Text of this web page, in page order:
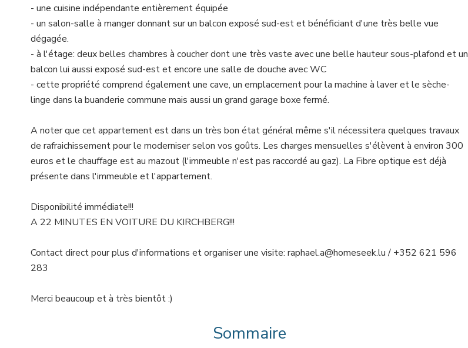
- une cuisine indépendante entièrement équipée
- un salon-salle à manger donnant sur un balcon exposé sud-est et bénéficiant d'une très belle vue
dégagée.
- à l'étage: deux belles chambres à coucher dont une très vaste avec une belle hauteur sous-plafond et un
balcon lui aussi exposé sud-est et encore une salle de douche avec WC
- cette propriété comprend également une cave, un emplacement pour la machine à laver et le sèche-
linge dans la buanderie commune mais aussi un grand garage boxe fermé.
A noter que cet appartement est dans un très bon état général même s'il nécessitera quelques travaux
de rafraichissement pour le moderniser selon vos goûts. Les charges mensuelles s'élèvent à environ 300
euros et le chauffage est au mazout (l'immeuble n'est pas raccordé au gaz). La Fibre optique est déjà
présente dans l'immeuble et l'appartement.
Disponibilité immédiate!!!
A 22 MINUTES EN VOITURE DU KIRCHBERG!!!
Contact direct pour plus d'informations et organiser une visite: raphael.a@homeseek.lu / +352 621 596
283
Merci beaucoup et à très bientôt :)
Sommaire